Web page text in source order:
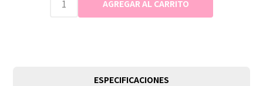
ESPECIFICACIONES